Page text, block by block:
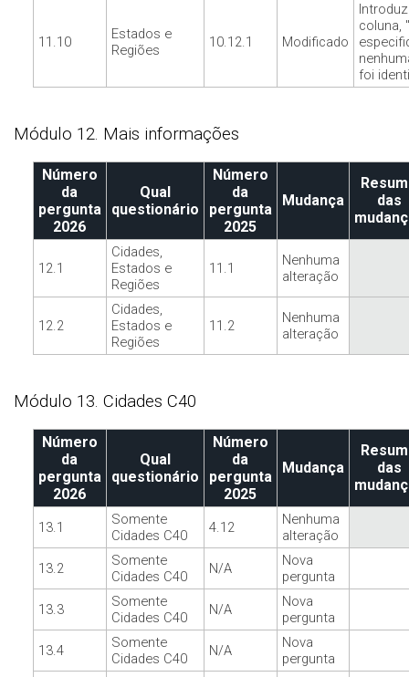
11.10
Estados e
Regiões
10.12.1 Modificado
coluna,
foi
Módulo 12. Mais informações
Número
da
pergunta
2026
Qual
questionário
Número
da
pergunta
2025
Mudança
das
12.1
Cidades,
Estados e
Regiões
11.1
Nenhuma
alteração
12.2
Cidades,
Estados e
Regiões
11.2
Nenhuma
alteração
Módulo 13. Cidades C40
Número
da
pergunta
2026
Qual
questionário
Número
da
pergunta
2025
Mudança
das
13.1
Somente
Cidades C40
4.12
Nenhuma
alteração
13.2
Somente
Cidades C40
N/A
Nova
pergunta
13.3
Somente
Cidades C40
N/A
Nova
pergunta
13.4
Somente
Cidades C40
N/A
Nova
pergunta